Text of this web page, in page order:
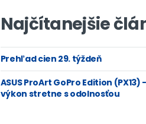
Najčítanejšie
Prehľad cien 29. týždeň
ASUS ProArt GoPro Edition (PX13)
výkon stretne s odolnosťou